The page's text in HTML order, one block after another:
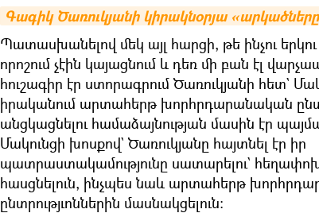
Գագիկ Ծառուկյանի կիրակնօրյա
Պատասխանելով մեկ այլ հարցի, թե ինչու
որոշում չէին կայացնում և դեռ մի բան էլ
հուշագիր էր ստորագրում Ծառուկյանի հետ`
իրականում արտահերթ խորհրդարանական
անցկացնելու համաձայնության մասին էր
Մակունցի խոսքով` Ծառուկյանը հայտնել էր իր
պատրաստակամությունը սատարելու`
հասցնելուն, ինչպես նաև արտահերթ
ընտրությւոններին մասնակցելուն։